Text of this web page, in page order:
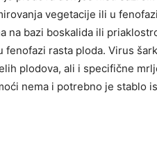
vegetacije ili u
na bazi boskalida ili
fenofazi rasta ploda. Virus
plodova, ali i specifične
nema i potrebno je stablo